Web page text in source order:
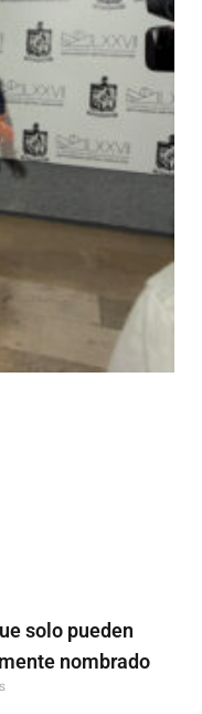
solo pueden
nombrado